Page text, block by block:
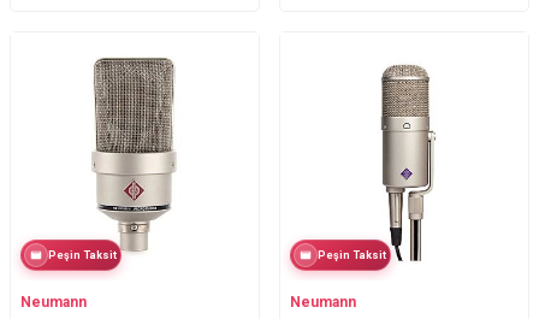
Peşin Taksit
Neumann
Peşin Taksit
Neumann